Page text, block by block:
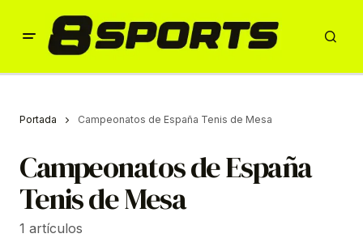
Portada Campeonatos de España Tenis de Mesa
Campeonatos de España
Tenis de Mesa
1 artículos